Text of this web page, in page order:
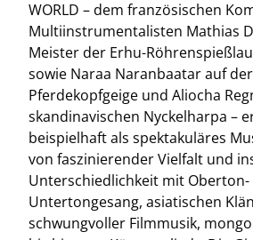
WORLD – dem französischen
Multiinstrumentalisten Mathias
Meister der Erhu-
sowie Naraa Naranbaatar auf
Pferdekopfgeige und Aliocha
skandinavischen Nyckelharpa –
beispielhaft als spektakuläres
von faszinierender Vielfalt und
Unterschiedlichkeit mit Oberton-
Untertongesang, asiatischen
schwungvoller Filmmusik,